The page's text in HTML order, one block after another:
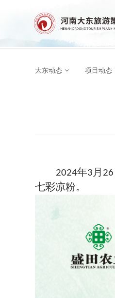
大东动态 项目动态
2024年3月 26
七彩凉粉。